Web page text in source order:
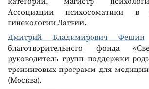
Ассоциации психосоматики в
гинекологии Латвии.
Дмитрий Владимирович Фешин
благотворительного фонда
руководитель групп поддержки
тренинговых программ для
(Москва).